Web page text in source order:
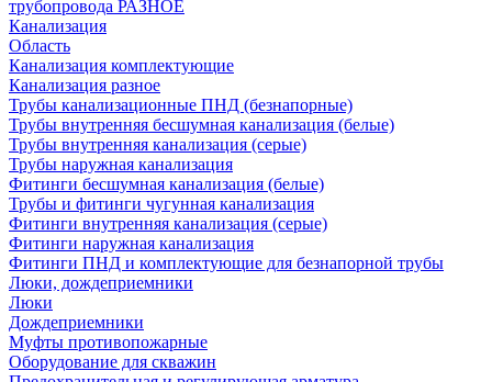
трубопровода РАЗНОЕ
Канализация
Область
Канализация комплектующие
Канализация разное
Трубы канализационные ПНД (безнапорные)
Трубы внутренняя бесшумная канализация (белые)
Трубы внутренняя канализация (серые)
Трубы наружная канализация
Фитинги бесшумная канализация (белые)
Трубы и фитинги чугунная канализация
Фитинги внутренняя канализация (серые)
Фитинги наружная канализация
Фитинги ПНД и комплектующие для безнапорной трубы
Люки, дождеприемники
Люки
Дождеприемники
Муфты противопожарные
Оборудование для скважин